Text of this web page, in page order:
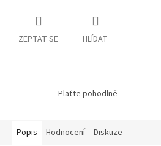
ZEPTAT SE HLÍDAT
Plaťte pohodlně
Popis Hodnocení Diskuze